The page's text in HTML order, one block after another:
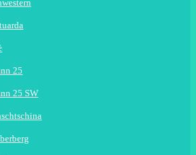
25
25 SW